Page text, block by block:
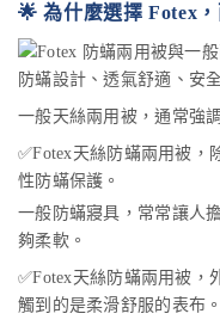
🌟 為什麼選擇 Fotex
一般天絲兩用被，通常強
✅Fotex天絲防蟎兩用被，
性防蟎保護。
一般防蟎寢具，常常讓人
夠柔軟。
✅Fotex天絲防蟎兩用被，
觸到的是柔滑舒服的表布。